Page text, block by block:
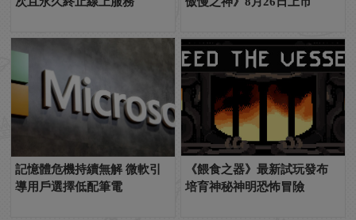
記憶體危機持續無解 微軟引
導用戶選擇低配筆電
《餵食之器》最新試玩發布
培育神秘神明恐怖冒險